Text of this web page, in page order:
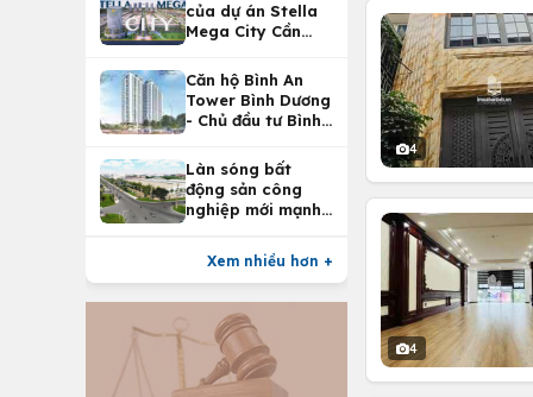
của dự án Stella
Mega City Cần
Căn hộ Bình An
Tower Bình Dương
- Chủ đầu tư Bình
Làn sóng bất
động sản công
nghiệp mới mạnh
Xem nhiều hơn +
4
4